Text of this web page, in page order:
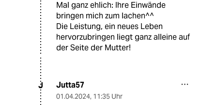
Mal ganz ehlich: Ihre Einwände
bringen mich zum lachen^^
Die Leistung, ein neues Leben
hervorzubringen liegt ganz alleine auf
der Seite der Mutter!
J Jutta57
01.04.2024, 11:35 Uhr